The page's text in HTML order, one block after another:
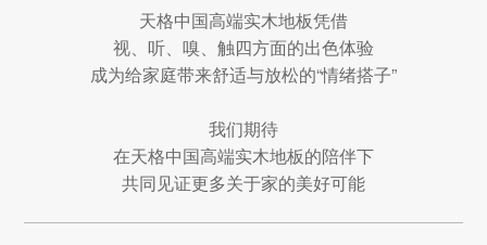
天格中国高端实木地板凭借
视、听、嗅、触四方面的出色体验
成为给家庭带来舒适与放松的“情绪搭子”
我们期待
在天格中国高端实木地板的陪伴下
共同见证更多关于家的美好可能